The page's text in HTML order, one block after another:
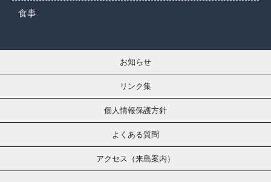
食事
お知らせ
リンク集
個人情報保護方針
よくある質問
アクセス（来島案内）